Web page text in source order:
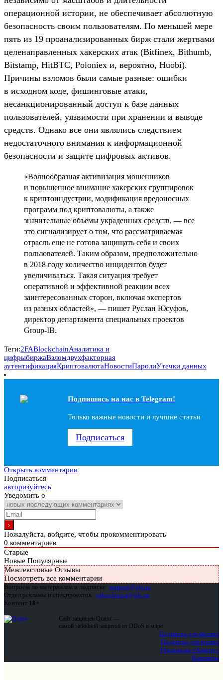
операционной истории, не обеспечивает абсолютную
безопасность своим пользователям. По меньшей мере
пять из 19 проанализированных бирж стали жертвами
целенаправленных хакерских атак (Bitfinex, Bithumb,
Bitstamp, HitBTC, Poloniex и, вероятно, Huobi).
Причины взломов были самые разные: ошибки
в исходном коде, фишинговые атаки,
несанкционированный доступ к базе данных
пользователей, уязвимости при хранении и выводе
средств. Однако все они являлись следствием
недостаточного внимания к информационной
безопасности и защите цифровых активов.
«Волнообразная активизация мошенников
и повышенное внимание хакерских группировок
к криптоиндустрии, модификация вредоносных
программ под криптовалюты, а также
значительные объемы украденных средств, — все
это сигнализирует о том, что рассматриваемая
отрасль еще не готова защищать себя и своих
пользователей. Таким образом, предположительно
в 2018 году количество инцидентов будет
увеличиваться. Такая ситуация требует
оперативной и эффективной реакции всех
заинтересованных сторон, включая экспертов
из разных областей», — пишет Руслан Юсуфов,
директор департамента специальных проектов
Group-IB.
Теги:2FABlockchainАналитика и
цифрыбиржаВзломдвухфакторная
аутентификацияКриптовалютаНовостиПаролиУтечки данных
Подпишись на наc в Telegram!
Только важные новости и лучшие статьи
Подписаться
Открыть комментарии
Подписаться
авторизуйтесь
Уведомить о
Пожалуйста, войдите, чтобы прокомментировать
0 комментариев
Старые
Новые Популярные
Межтекстовые Отзывы
Посмотреть все комментарии
Вопросы по материалам и подписке: support@glc.ru
Отдел рекламы и спецпроектов: yakovleva.a@glc.ru
Контент 18+
Сайт защищен Qrator —
самой забойной защитой от DDoS в мире
Подписка для физлиц
Подписка для юрлиц
Реклама на «Хакере»
Контакты